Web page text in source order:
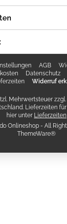
AGB
Datenschutz
Widerruf
Mehrwertsteuer zzgl.
Lieferzeiten
hier unter Lieferzeiten
Onlineshop - All
ThemeWare®